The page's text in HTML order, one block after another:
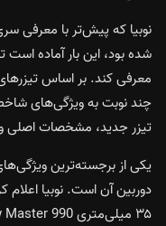
نوبیا که پیش‌تر با معرفی
شده بود، این بار آماده است
معرفی کند. بر اساس
چند نوبت به ویژگی‌های
تیزر جدید، مشخصات اصلی و
دوربین آن است. نوبیا